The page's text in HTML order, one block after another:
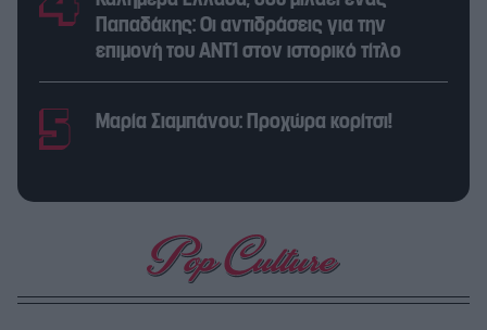
Παπαδάκης: Οι αντιδράσεις για την
επιμονή του ΑΝΤ1 στον ιστορικό τίτλο
Μαρία Σιαμπάνου: Προχώρα κορίτσι!